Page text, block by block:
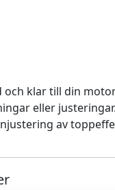
klar till din
eller
av